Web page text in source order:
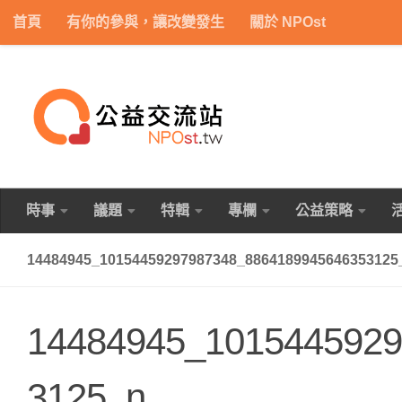
Skip to content
首頁 有你的參與，讓改變發生 關於 NPOst
時事 議題 特輯 專欄 公益策略